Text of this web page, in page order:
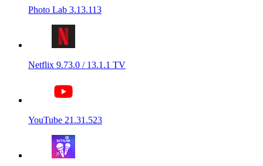
Photo Lab 3.13.113
Netflix 9.73.0 / 13.1.1 TV
YouTube 21.31.523